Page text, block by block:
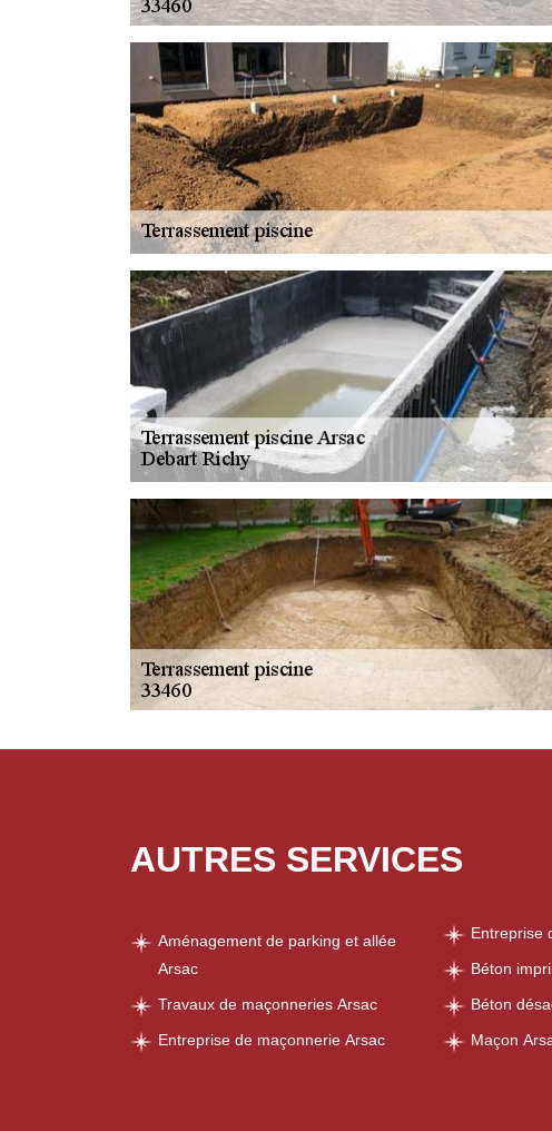
AUTRES SERVICES
Aménagement de parking et allée
Arsac
Travaux de maçonneries Arsac
Entreprise de maçonnerie Arsac
Entreprise
Béton
Béton
Maçon